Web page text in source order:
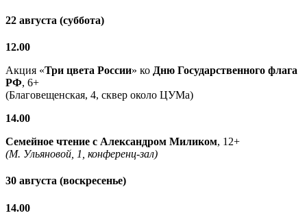
22 августа (суббота)
12.00
Акция «Три цвета России» ко Дню Государственного флага
РФ, 6+
(Благовещенская, 4, сквер около ЦУМа)
14.00
Семейное чтение с Александром Миликом, 12+
(М. Ульяновой, 1, конференц-зал)
30 августа (воскресенье)
14.00